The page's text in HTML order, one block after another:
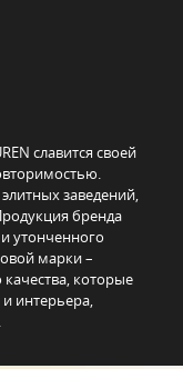
славится своей
заведений,
бренда
утонченного
марки –
которые
интерьера,